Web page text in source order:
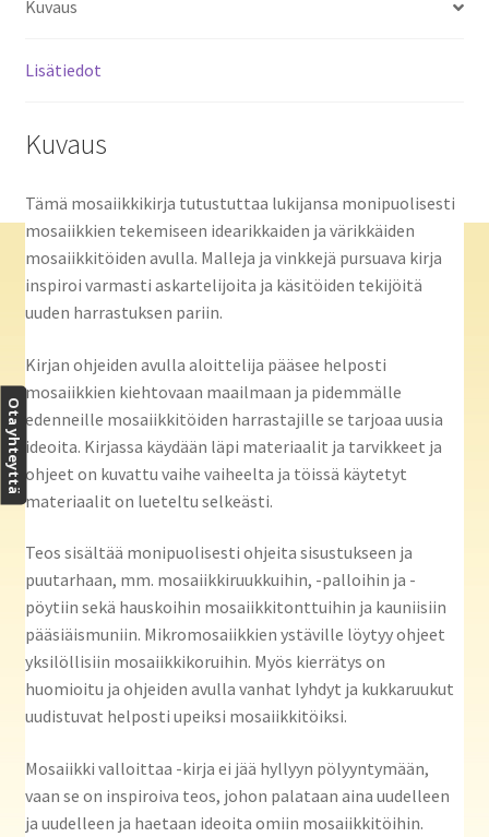
Kuvaus
Lisätiedot
Kuvaus
Tämä mosaiikkikirja tutustuttaa lukijansa monipuolisesti
mosaiikkien tekemiseen idearikkaiden ja värikkäiden
mosaiikkitöiden avulla. Malleja ja vinkkejä pursuava kirja
inspiroi varmasti askartelijoita ja käsitöiden tekijöitä
uuden harrastuksen pariin.
Kirjan ohjeiden avulla aloittelija pääsee helposti
mosaiikkien kiehtovaan maailmaan ja pidemmälle
edenneille mosaiikkitöiden harrastajille se tarjoaa uusia
ideoita. Kirjassa käydään läpi materiaalit ja tarvikkeet ja
ohjeet on kuvattu vaihe vaiheelta ja töissä käytetyt
materiaalit on lueteltu selkeästi.
Teos sisältää monipuolisesti ohjeita sisustukseen ja
puutarhaan, mm. mosaiikkiruukkuihin, -palloihin ja -
pöytiin sekä hauskoihin mosaiikkitonttuihin ja kauniisiin
pääsiäismuniin. Mikromosaiikkien ystäville löytyy ohjeet
yksilöllisiin mosaiikkikoruihin. Myös kierrätys on
huomioitu ja ohjeiden avulla vanhat lyhdyt ja kukkaruukut
uudistuvat helposti upeiksi mosaiikkitöiksi.
Mosaiikki valloittaa -kirja ei jää hyllyyn pölyyntymään,
vaan se on inspiroiva teos, johon palataan aina uudelleen
ja uudelleen ja haetaan ideoita omiin mosaiikkitöihin.
Ota yhteyttä